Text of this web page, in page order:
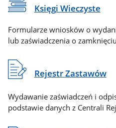
Księgi Wieczyste
Formularze wniosków o
lub zaświadczenia o
Rejestr Zastawów
Wydawanie zaświadczeń i
podstawie danych z Centrali